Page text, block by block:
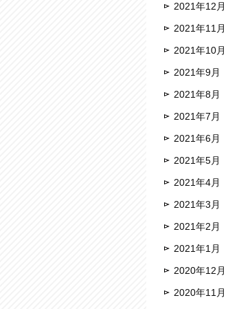
2021年12月
2021年11月
2021年10月
2021年9月
2021年8月
2021年7月
2021年6月
2021年5月
2021年4月
2021年3月
2021年2月
2021年1月
2020年12月
2020年11月